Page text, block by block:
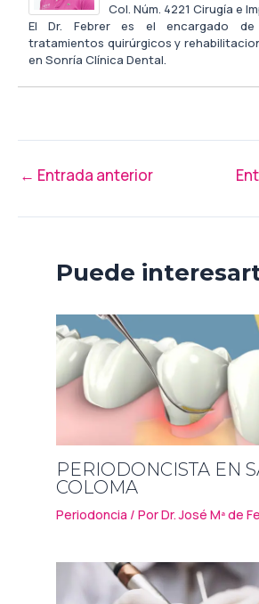
Col. Núm. 4221 Cirugía e
El Dr. Febrer es el encargado
tratamientos quirúrgicos y
en Sonría Clínica Dental.
← Entrada anterior
Puede
PERIODONCISTA EN
COLOMA
Periodoncia / PorDr. José Mª de